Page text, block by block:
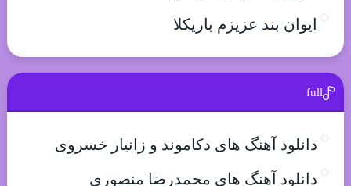
ایوان بند عزیزم باریکلا
full
دانلود آهنگ های دکاموند و زانیار خسروی
دانلود آهنگ های محمدرضا منصوری